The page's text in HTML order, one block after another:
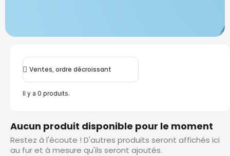
Il y a 0 produits.
Aucun produit disponible pour le moment
Restez à l'écoute ! D'autres produits seront affichés ici
au fur et à mesure qu'ils seront ajoutés.